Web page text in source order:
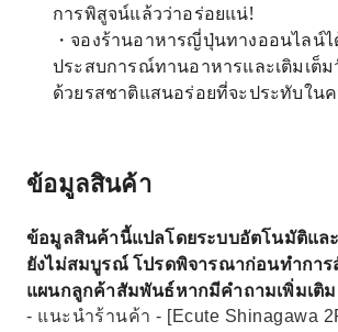
การพิสูจน์แล้วว่าอร่อยแน่!
・จองร้านอาหารญี่ปุ่นทางออนไลน์ไ
ประสบการณ์ทานอาหารและเติมเต็
ด้วยรสชาติแสนอร่อยที่จะประทับใน
ข้อมูลสินค้า
ข้อมูลสินค้านี้แปลโดยระบบอัตโนมัติแล
ยังไม่สมบูรณ์ โปรดพิจารณาก่อนทำกา
แผนกลูกค้าสัมพันธ์หากมีคำถามเพิ่มเติม
- แนะนำร้านค้า - [Ecute Shinagawa